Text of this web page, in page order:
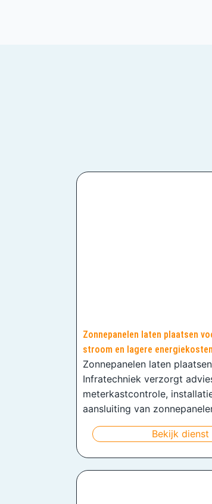
Zonnepanelen laten plaatsen
stroom en lagere energiekosten
Zonnepanelen laten
Infratechniek verzorgt
meterkastcontrole,
aansluiting van
Bekijk dienst